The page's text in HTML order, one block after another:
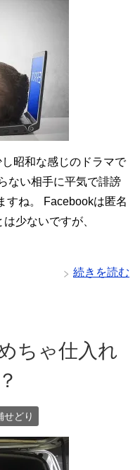
昭和な感じのドラマで
ない相手に平気で誹謗
すね。 Facebookは匿名
少ないですが、
続きを読む
ちゃ仕入れ
せどり